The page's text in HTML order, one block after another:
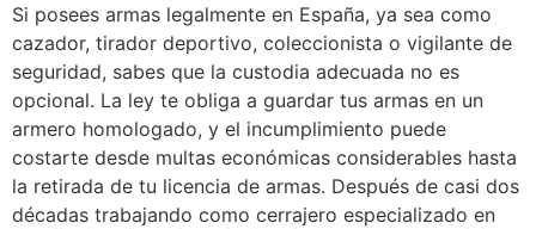
Si posees armas legalmente en España, ya sea como
cazador, tirador deportivo, coleccionista o vigilante de
seguridad, sabes que la custodia adecuada no es
opcional. La ley te obliga a guardar tus armas en un
armero homologado, y el incumplimiento puede
costarte desde multas económicas considerables hasta
la retirada de tu licencia de armas. Después de casi dos
décadas trabajando como cerrajero especializado en